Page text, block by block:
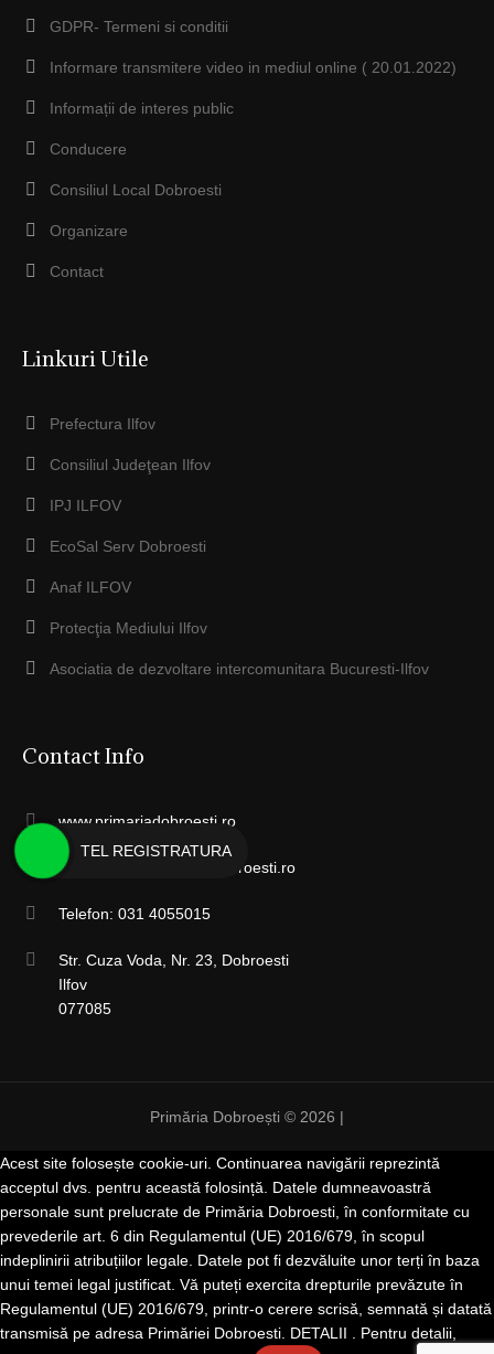
GDPR- Termeni si conditii
Informare transmitere video in mediul online ( 20.01.2022)
Informații de interes public
Conducere
Consiliul Local Dobroesti
Organizare
Contact
Linkuri Utile
Prefectura Ilfov
Consiliul Judeţean Ilfov
IPJ ILFOV
EcoSal Serv Dobroesti
Anaf ILFOV
Protecţia Mediului Ilfov
Asociatia de dezvoltare intercomunitara Bucuresti-Ilfov
Contact Info
www.primariadobroesti.ro
registratura@primariadobroesti.ro
Telefon: 031 4055015
Str. Cuza Voda, Nr. 23, Dobroesti
Ilfov
077085
Primăria Dobroești © 2026 |
TEL REGISTRATURA
Acest site folosește cookie-uri. Continuarea navigării reprezintă
acceptul dvs. pentru această folosință. Datele dumneavoastră
personale sunt prelucrate de Primăria Dobroesti, în conformitate cu
prevederile art. 6 din Regulamentul (UE) 2016/679, în scopul
indeplinirii atribuțiilor legale. Datele pot fi dezvăluite unor terți în baza
unui temei legal justificat. Vă puteți exercita drepturile prevăzute în
Regulamentul (UE) 2016/679, printr-o cerere scrisă, semnată și datată
transmisă pe adresa Primăriei Dobroesti. DETALII . Pentru detalii,